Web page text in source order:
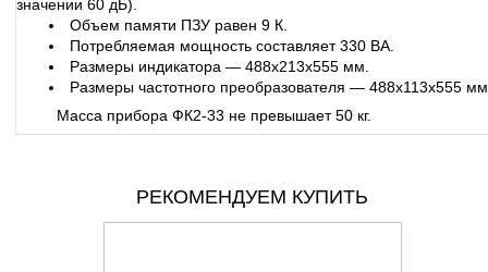
значении 60 дБ).
Объем памяти ПЗУ равен 9 К.
Потребляемая мощность составляет 330 ВА.
Размеры индикатора — 488х213х555 мм.
Размеры частотного преобразователя — 488х113х555
Масса прибора ФК2-33 не превышает 50 кг.
РЕКОМЕНДУЕМ КУПИТЬ